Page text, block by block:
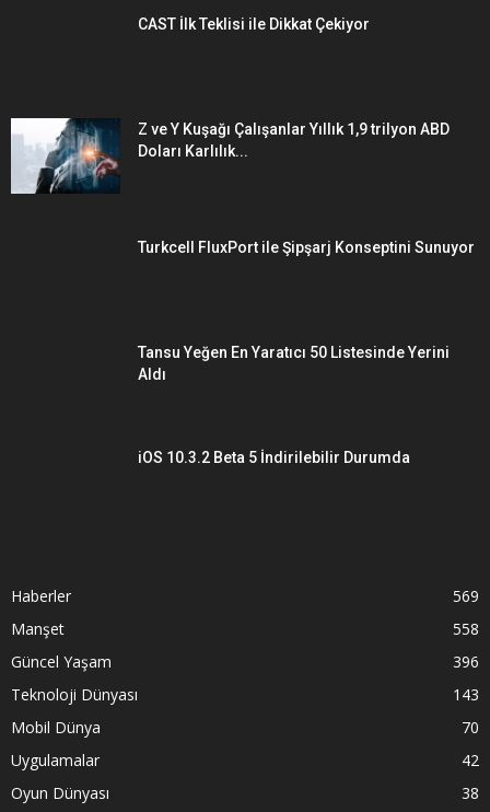
CAST İlk Teklisi ile Dikkat Çekiyor
Z ve Y Kuşağı Çalışanlar Yıllık 1,9 trilyon ABD
Doları Karlılık...
Turkcell FluxPort ile Şipşarj Konseptini Sunuyor
Tansu Yeğen En Yaratıcı 50 Listesinde Yerini
Aldı
iOS 10.3.2 Beta 5 İndirilebilir Durumda
Haberler
569
Manşet
558
Güncel Yaşam
396
Teknoloji Dünyası
143
Mobil Dünya
70
Uygulamalar
42
Oyun Dünyası
38